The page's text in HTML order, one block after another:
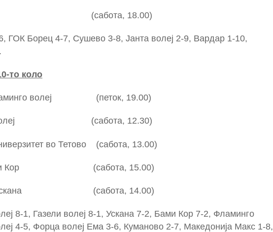
(сабота, 18.00)
ГОК Борец 4-7, Сушево 3-8, Јанта волеј 2-9, Вардар 1-10,
то коло
волеј (петок, 19.00)
волеј (сабота, 12.30)
во Тетово (сабота, 13.00)
Бами Кор (сабота, 15.00)
– Ускана (сабота, 14.00)
8-1, Газели волеј 8-1, Ускана 7-2, Бами Кор 7-2, Фламинго
4-5, Форца волеј Ема 3-6, Куманово 2-7, Македонија Макс 1-8,